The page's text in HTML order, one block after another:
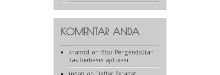
KOMENTAR ANDA
khamid on fitur Pengendalian
Kas berbasis aplikasi